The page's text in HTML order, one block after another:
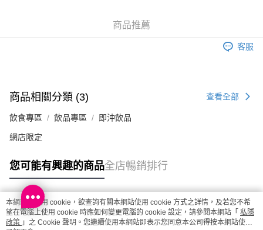
每筆HK$20.00，滿HK$100.00或以上免運費
商品推薦
客服
商品相關分類 (3) 查看全部
飲食專區 飲品專區 即沖飲品
網店限定
您可能有興趣的商品全店暢銷排行
熱門標籤
本網站中使用 cookie，欲查詢有關本網站使用 cookie 方式之詳情，及若您不希
望在電腦上使用 cookie 時應如何變更電腦的 cookie 設定，請參閱本網站「 私隱
政策 」之 Cookie 聲明。您繼續使用本網站即表示您同意本公司得按本網站使用